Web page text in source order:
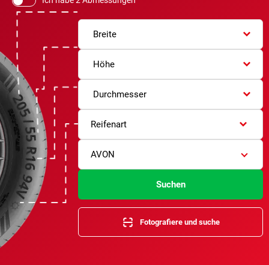
Breite
Höhe
Durchmesser
Reifenart
AVON
Suchen
Fotografiere und suche